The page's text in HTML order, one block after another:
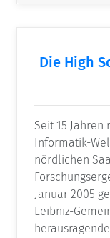
Die High
Seit 15 Jahren
Informatik-
nördlichen
Januar 2005
Leibniz-